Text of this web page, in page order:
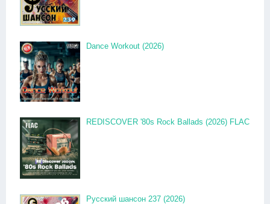
Dance Workout (2026)
REDISCOVER '80s Rock Ballads (2026) FLAC
Русский шансон 237 (2026)